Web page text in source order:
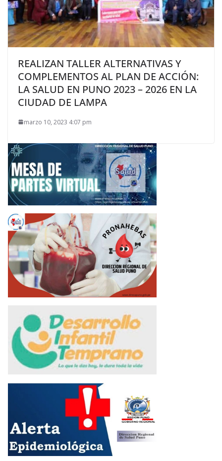
REALIZAN TALLER ALTERNATIVAS Y
COMPLEMENTOS AL PLAN DE ACCIÓN:
LA SALUD EN PUNO 2023 – 2026 EN LA
CIUDAD DE LAMPA
marzo 10, 2023 4:07 pm